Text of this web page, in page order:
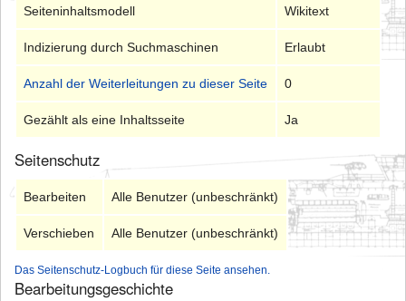
Seiteninhaltsmodell Wikitext
Indizierung durch Suchmaschinen Erlaubt
Anzahl der Weiterleitungen zu dieser Seite 0
Gezählt als eine Inhaltsseite Ja
Seitenschutz
Bearbeiten Alle Benutzer (unbeschränkt)
Verschieben Alle Benutzer (unbeschränkt)
Das Seitenschutz-Logbuch für diese Seite ansehen.
Bearbeitungsgeschichte